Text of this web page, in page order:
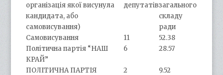
організація якої висунула
кандидата, або
самовисування)
депутатівзагального
складу
ради
Самовисування
11
52.38
Політична партія “НАШ
КРАЙ”
6 28.57
ПОЛІТИЧНА ПАРТІЯ
2 9.52